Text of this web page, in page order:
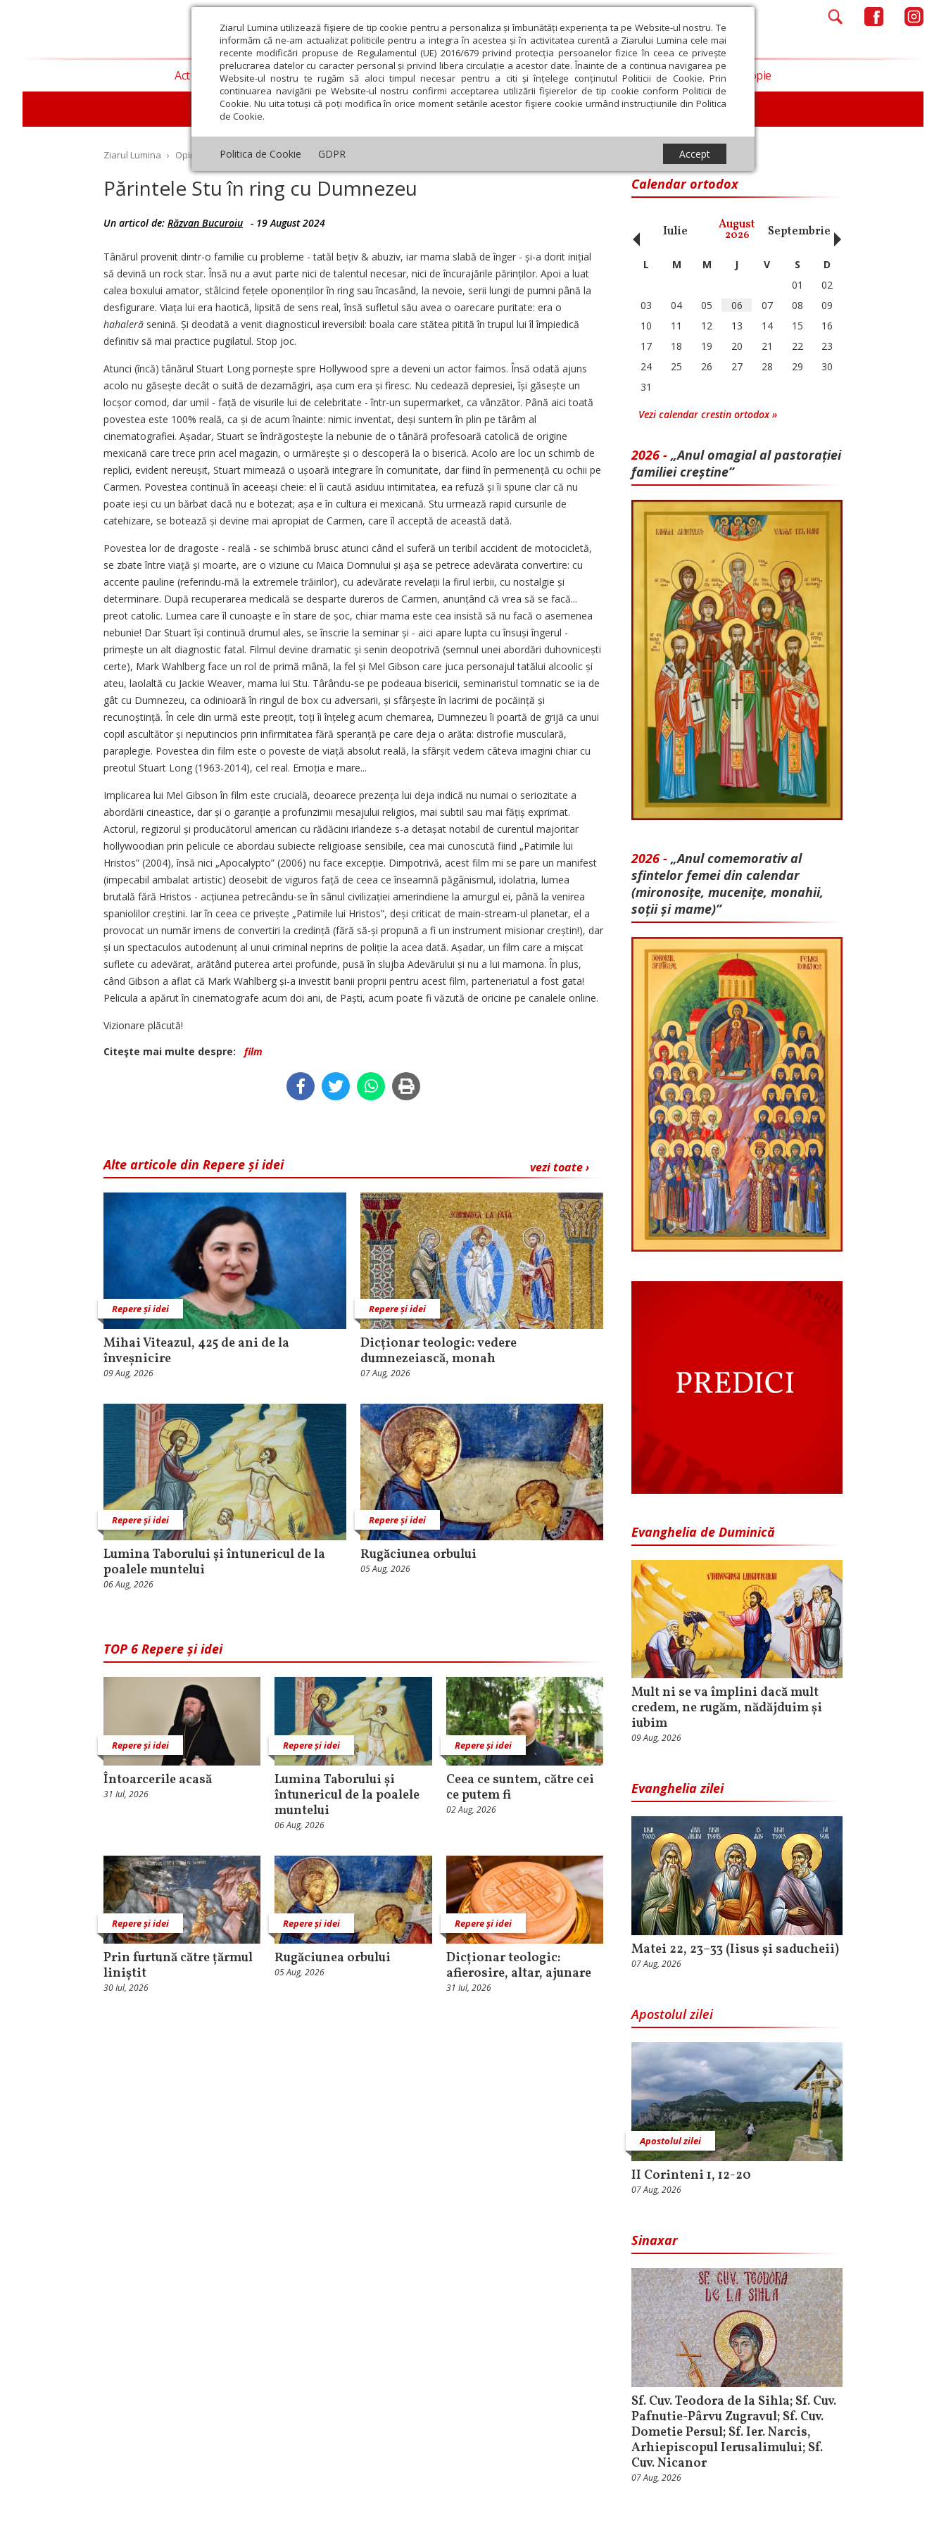
Ziarul Lumina utilizează fişiere de tip cookie pentru a personaliza și îmbunătăți experiența ta pe Website-ul nostru. Te
informăm că ne-am actualizat politicile pentru a integra în acestea și în activitatea curentă a Ziarului Lumina cele mai
recente modificări propuse de Regulamentul (UE) 2016/679 privind protecția persoanelor fizice în ceea ce privește
prelucrarea datelor cu caracter personal și privind libera circulație a acestor date. Înainte de a continua navigarea pe
Website-ul nostru te rugăm să aloci timpul necesar pentru a citi și înțelege conținutul Politicii de Cookie. Prin
continuarea navigării pe Website-ul nostru confirmi acceptarea utilizării fişierelor de tip cookie conform Politicii de
Cookie. Nu uita totuși că poți modifica în orice moment setările acestor fişiere cookie urmând instrucțiunile din Politica
de Cookie.
Politica de Cookie GDPR Accept
Actualitate religioasă Teologie și spiritualitate Educaţie și Cultură Societate Opinii
Editorial Repere și idei Pilda zilei
Filantropie
Ziarul Lumina › Opinii Repere și idei › Părintele Stu în ring cu Dumnezeu
Părintele Stu în ring cu Dumnezeu
Un articol de: Răzvan Bucuroiu - 19 August 2024
Tânărul provenit dintr-o familie cu probleme - tatăl bețiv & abuziv, iar mama slabă de înger - și-a dorit inițial
să devină un rock star. Însă nu a avut parte nici de talentul necesar, nici de încurajările părinților. Apoi a luat
calea boxului amator, stâlcind fețele oponenților în ring sau încasând, la nevoie, serii lungi de pumni până la
desfigurare. Viața lui era haotică, lipsită de sens real, însă sufletul său avea o oarecare puritate: era o
hahaleră senină. Și deodată a venit diagnosticul ireversibil: boala care stătea pitită în trupul lui îl împiedică
definitiv să mai practice pugilatul. Stop joc.
Atunci (încă) tânărul Stuart Long pornește spre Hollywood spre a deveni un actor faimos. Însă odată ajuns
acolo nu găsește decât o suită de dezamăgiri, așa cum era și firesc. Nu cedează depresiei, își găsește un
locșor comod, dar umil - față de visurile lui de celebritate - într-un supermarket, ca vânzător. Până aici toată
povestea este 100% reală, ca și de acum înainte: nimic inventat, deși suntem în plin pe tărâm al
cinematografiei. Așadar, Stuart se îndrăgos­tește la nebunie de o tânără profesoară catolică de origine
mexicană care trece prin acel magazin, o urmărește și o descoperă la o biserică. Acolo are loc un schimb de
replici, evident nereușit, Stuart mimează o ușoară integrare în comunitate, dar fiind în permenență cu ochii pe
Carmen. Povestea continuă în aceeași cheie: el îi caută asiduu intimitatea, ea refuză și îi spune clar că nu
poate ieși cu un bărbat dacă nu e botezat; așa e în cultura ei mexicană. Stu urmează rapid cursurile de
catehizare, se botează și devine mai apropiat de Carmen, care îl acceptă de această dată.
Povestea lor de dragoste - reală - se schimbă brusc atunci când el suferă un teribil accident de motocicletă,
se zbate între viață și moarte, are o viziune cu Maica Domnului și așa se petrece adevărata convertire: cu
accente pauline (referindu-mă la extremele trăirilor), cu adevărate revelații la firul ierbii, cu nostalgie și
determinare. După recuperarea medicală se desparte dureros de Carmen, anunțând că vrea să se facă...
preot catolic. Lumea care îl cunoaște e în stare de șoc, chiar mama este cea insistă să nu facă o asemenea
nebunie! Dar Stuart își continuă drumul ales, se înscrie la seminar și - aici apare lupta cu însuși îngerul -
primește un alt diagnostic fatal. Filmul devine dramatic și senin deopotrivă (semnul unei abordări duhovnicești
certe), Mark Wahlberg face un rol de primă mână, la fel și Mel Gibson care juca personajul tatălui alcoolic și
ateu, laolaltă cu Jackie Weaver, mama lui Stu. Târându-se pe podeaua bisericii, seminaristul tomnatic se ia de
gât cu Dumnezeu, ca odinioară în ringul de box cu adversarii, și sfârșește în lacrimi de pocăință și
recunoștință. În cele din urmă este preoțit, toți îi înțeleg acum chemarea, Dumnezeu îi poartă de grijă ca unui
copil ascultător și neputincios prin infirmitatea fără speranță pe care deja o arăta: distrofie musculară,
paraplegie. Povestea din film este o poveste de viață absolut reală, la sfârșit vedem câteva imagini chiar cu
preotul Stuart Long (1963-2014), cel real. Emoția e mare...
Implicarea lui Mel Gibson în film este crucială, deoarece prezența lui deja indică nu numai o seriozitate a
abordării cineastice, dar și o garanție a profunzimii mesajului religios, mai subtil sau mai fățiș exprimat.
Actorul, regizorul și producătorul american cu rădăcini irlandeze s-a detașat notabil de curentul majoritar
hollywoodian prin pelicule ce abordau subiecte religioase sensibile, cea mai cunoscută fiind „Patimile lui
Hristos” (2004), însă nici „Apocalypto” (2006) nu face excepție. Dimpotrivă, acest film mi se pare un manifest
(impecabil ambalat artistic) deosebit de viguros față de ceea ce înseamnă păgânismul, idolatria, lumea
brutală fără Hristos - acțiunea petrecându-se în sânul civilizației amerindiene la amurgul ei, până la venirea
spaniolilor creștini. Iar în ceea ce privește „Patimile lui Hristos”, deși criticat de main-stream-ul planetar, el a
provocat un număr imens de convertiri la credință (fără să-și propună a fi un instrument misionar creștin!), dar
și un spectaculos autodenunț al unui criminal neprins de poliție la acea dată. Așadar, un film care a mișcat
suflete cu adevărat, arătând puterea artei profunde, pusă în slujba Adevărului și nu a lui mamona. În plus,
când Gibson a aflat că Mark Wahlberg și-a investit banii proprii pentru acest film, parteneriatul a fost gata!
Pelicula a apărut în cinematografe acum doi ani, de Paști, acum poate fi văzută de oricine pe canalele online.
Vizionare plăcută!
Citeşte mai multe despre:
film
vezi toate ›
Alte articole din Repere și idei
Repere și idei
Mihai Viteazul, 425 de ani de la
înveșnicire
09 Aug, 2026
Repere și idei
Dicționar teologic: vedere
dumnezeiască, monah
07 Aug, 2026
Repere și idei
Lumina Taborului și întunericul de la
poalele muntelui
06 Aug, 2026
Repere și idei
Rugăciunea orbului
05 Aug, 2026
TOP 6 Repere și idei
Repere și idei
Întoarcerile acasă
31 Iul, 2026
Repere și idei
Lumina Taborului și
întunericul de la poalele
muntelui
06 Aug, 2026
Repere și idei
Ceea ce suntem, către cei
ce putem fi
02 Aug, 2026
Repere și idei
Prin furtună către țărmul
liniștit
30 Iul, 2026
Repere și idei
Rugăciunea orbului
05 Aug, 2026
Repere și idei
Dicționar teologic:
afierosire, altar, ajunare
31 Iul, 2026
Calendar ortodox
Octombrie Noiembrie Decembrie Ianuarie Iulie August
2026 Septembrie Octombrie
‹ L M M J V S
D
01
02
03
04 05 06 07 08
09
10
11 12 13 14 15
16
17
18 19 20 21 22
23
24
25 26 27 28 29
30
31
Vezi calendar crestin ortodox »
2026 - „Anul omagial al pastorației
familiei creștine”
2026 - „Anul comemorativ al
sfintelor femei din calendar
(mironosițe, mu­cenițe, monahii,
soții și mame)”
Evanghelia de Duminică
Mult ni se va împlini dacă mult
credem, ne rugăm, nădăjduim și
iubim
09 Aug, 2026
Evanghelia zilei
Matei 22, 23–33 (Iisus și saducheii)
07 Aug, 2026
Apostolul zilei
Apostolul zilei
II Corinteni 1, 12-20
07 Aug, 2026
Sinaxar
Sf. Cuv. Teodora de la Sihla; Sf. Cuv.
Pafnutie-Pârvu Zugravul; Sf. Cuv.
Dometie Persul; Sf. Ier. Narcis,
Arhiepiscopul Ierusalimului; Sf.
Cuv. Nicanor
07 Aug, 2026